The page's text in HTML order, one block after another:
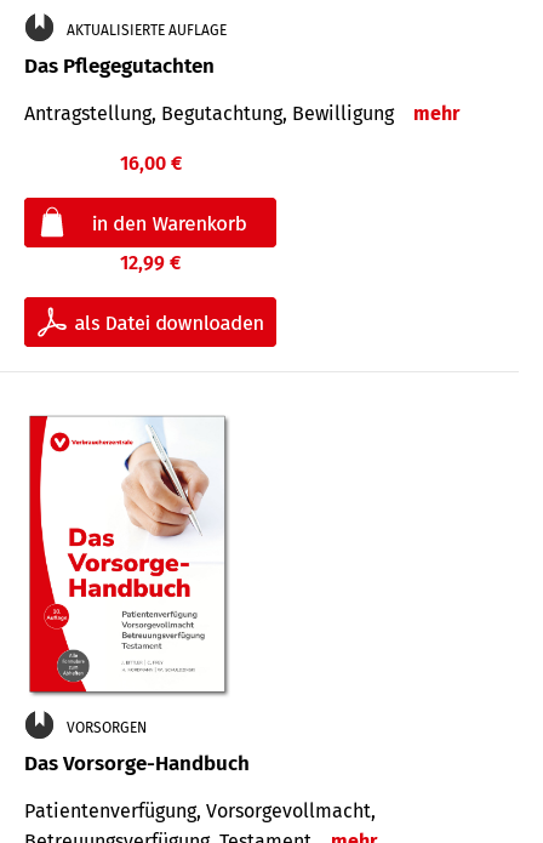
AKTUALISIERTE AUFLAGE
Das Pflegegutachten
Antragstellung, Begutachtung, Bewilligung mehr
16,00 €
12,99 €
VORSORGEN
Das Vorsorge-Handbuch
Patientenverfügung, Vorsorgevollmacht,